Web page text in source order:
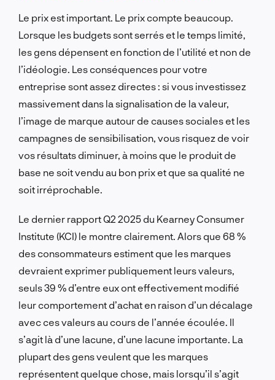
Le prix est important. Le prix compte beaucoup.
Lorsque les budgets sont serrés et le temps limité,
les gens dépensent en fonction de l’utilité et non de
l’idéologie. Les conséquences pour votre
entreprise sont assez directes : si vous investissez
massivement dans la signalisation de la valeur,
l’image de marque autour de causes sociales et les
campagnes de sensibilisation, vous risquez de voir
vos résultats diminuer, à moins que le produit de
base ne soit vendu au bon prix et que sa qualité ne
soit irréprochable.
Le dernier rapport Q2 2025 du Kearney Consumer
Institute (KCI) le montre clairement. Alors que 68 %
des consommateurs estiment que les marques
devraient exprimer publiquement leurs valeurs,
seuls 39 % d’entre eux ont effectivement modifié
leur comportement d’achat en raison d’un décalage
avec ces valeurs au cours de l’année écoulée. Il
s’agit là d’une lacune, d’une lacune importante. La
plupart des gens veulent que les marques
représentent quelque chose, mais lorsqu’il s’agit